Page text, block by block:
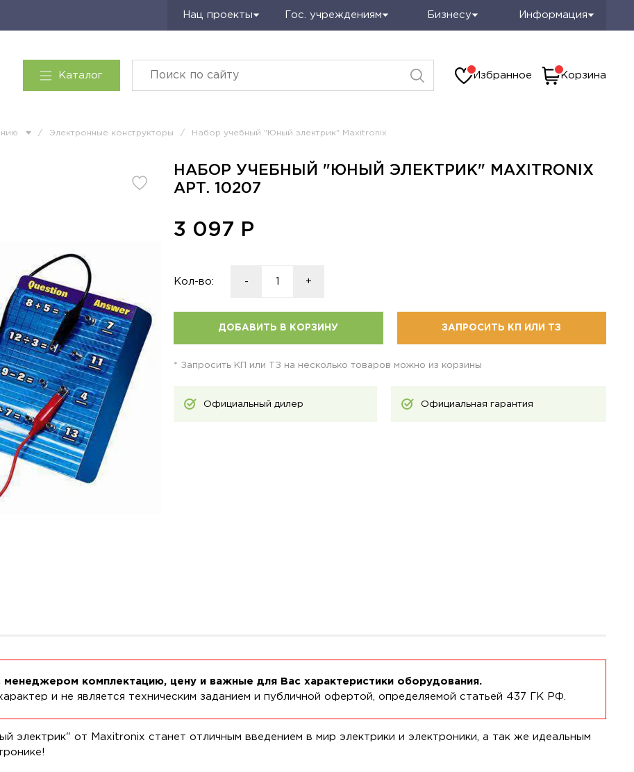
Нац проекты Гос. учреждениям Бизнесу Информация
Каталог Избранное Корзина
/ Электронные конструкторы / Набор учебный "Юный электрик" Maxitronix
НАБОР УЧЕБНЫЙ "ЮНЫЙ ЭЛЕКТРИК" MAXITRONIX
АРТ. 10207
3 097 Р
Кол-во: - +
ДОБАВИТЬ В КОРЗИНУ ЗАПРОСИТЬ КП ИЛИ ТЗ
* Запросить КП или ТЗ на несколько товаров можно из корзины
Официальный дилер Официальная гарантия
менеджером комплектацию, цену и важные для Вас характеристики оборудования.
и не является техническим заданием и публичной офертой, определяемой статьей 437 ГК РФ.
электрик" от Maxitronix станет отличным введением в мир электрики и электроники, а так же идеальным